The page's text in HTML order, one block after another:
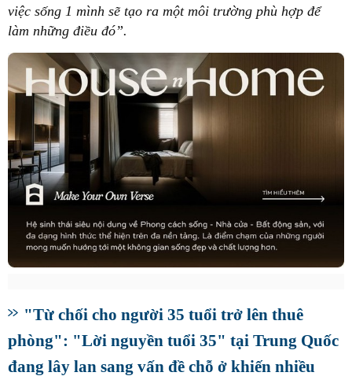
việc sống 1 mình sẽ tạo ra một môi trường phù hợp để
làm những điều đó”.
"Từ chối cho người 35 tuổi trở lên thuê
phòng": "Lời nguyền tuổi 35" tại Trung Quốc
đang lây lan sang vấn đề chỗ ở khiến nhiều